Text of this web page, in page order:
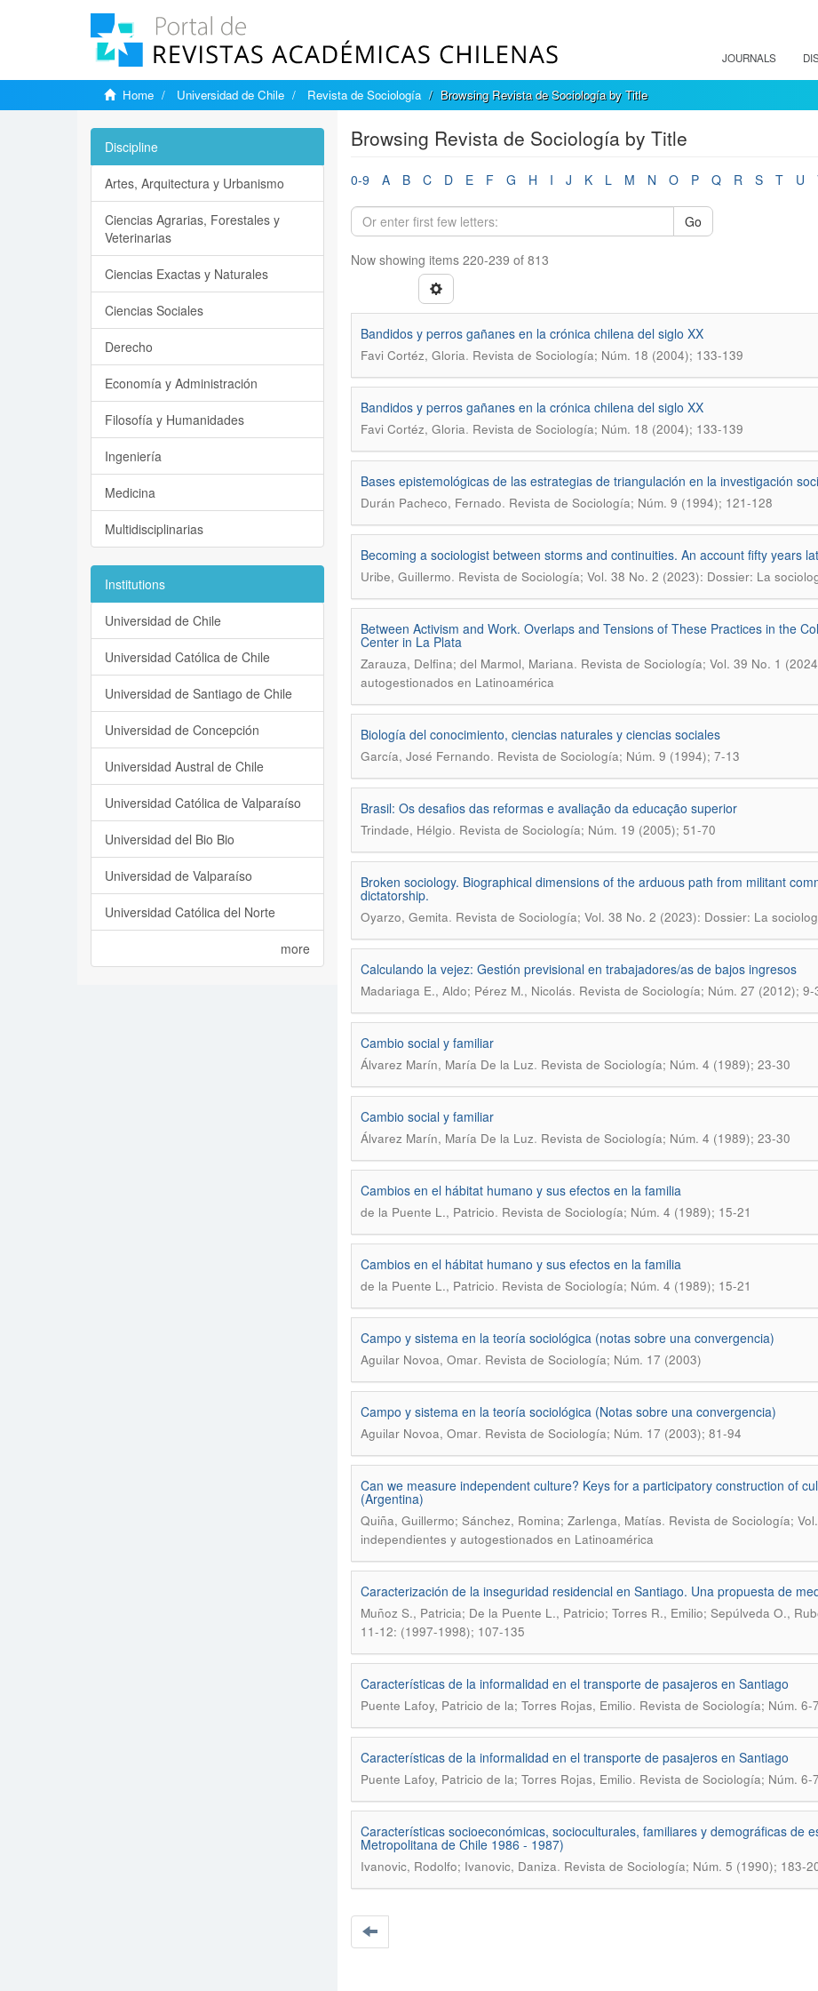
JOURNALS
Home Universidad de Chile Revista de Sociología Browsing Revista de Sociología by Title
Browsing Revista de Sociología by Title
0-9 A B C D E F G H I J K L M N O P Q R S T U
Go
Now showing items 220-239 of 813
Bandidos y perros gañanes en la crónica chilena del siglo XX
Favi Cortéz, Gloria. Revista de Sociología; Núm. 18 (2004); 133-139
Bandidos y perros gañanes en la crónica chilena del siglo XX
Favi Cortéz, Gloria. Revista de Sociología; Núm. 18 (2004); 133-139
Bases epistemológicas de las estrategias de triangulación en la investigación
Durán Pacheco, Fernado. Revista de Sociología; Núm. 9 (1994); 121-128
Becoming a sociologist between storms and continuities. An account fifty years
Uribe, Guillermo. Revista de Sociología; Vol. 38 No. 2 (2023): Dossier: La
Between Activism and Work. Overlaps and Tensions of These Practices in the
Center in La Plata
Zarauza, Delfina; del Marmol, Mariana. Revista de Sociología; Vol. 39 No. 1
autogestionados en Latinoamérica
Biología del conocimiento, ciencias naturales y ciencias sociales
García, José Fernando. Revista de Sociología; Núm. 9 (1994); 7-13
Brasil: Os desafios das reformas e avaliação da educação superior
Trindade, Hélgio. Revista de Sociología; Núm. 19 (2005); 51-70
Broken sociology. Biographical dimensions of the arduous path from militant
dictatorship.
Oyarzo, Gemita. Revista de Sociología; Vol. 38 No. 2 (2023): Dossier: La
Calculando la vejez: Gestión previsional en trabajadores/as de bajos ingresos
Madariaga E., Aldo; Pérez M., Nicolás. Revista de Sociología; Núm. 27 (2012); 9-
Cambio social y familiar
Álvarez Marín, María De la Luz. Revista de Sociología; Núm. 4 (1989); 23-30
Cambio social y familiar
Álvarez Marín, María De la Luz. Revista de Sociología; Núm. 4 (1989); 23-30
Cambios en el hábitat humano y sus efectos en la familia
de la Puente L., Patricio. Revista de Sociología; Núm. 4 (1989); 15-21
Cambios en el hábitat humano y sus efectos en la familia
de la Puente L., Patricio. Revista de Sociología; Núm. 4 (1989); 15-21
Campo y sistema en la teoría sociológica (notas sobre una convergencia)
Aguilar Novoa, Omar. Revista de Sociología; Núm. 17 (2003)
Campo y sistema en la teoría sociológica (Notas sobre una convergencia)
Aguilar Novoa, Omar. Revista de Sociología; Núm. 17 (2003); 81-94
Can we measure independent culture? Keys for a participatory construction of
(Argentina)
Quiña, Guillermo; Sánchez, Romina; Zarlenga, Matías. Revista de Sociología;
independientes y autogestionados en Latinoamérica
Caracterización de la inseguridad residencial en Santiago. Una propuesta de
Muñoz S., Patricia; De la Puente L., Patricio; Torres R., Emilio; Sepúlveda O.,
11-12: (1997-1998); 107-135
Características de la informalidad en el transporte de pasajeros en Santiago
Puente Lafoy, Patricio de la; Torres Rojas, Emilio. Revista de Sociología; Núm. 6-
Características de la informalidad en el transporte de pasajeros en Santiago
Puente Lafoy, Patricio de la; Torres Rojas, Emilio. Revista de Sociología; Núm.
Características socioeconómicas, socioculturales, familiares y demográficas de
Metropolitana de Chile 1986 - 1987)
Ivanovic, Rodolfo; Ivanovic, Daniza. Revista de Sociología; Núm. 5 (1990); 183-
Discipline
Artes, Arquitectura y Urbanismo
Ciencias Agrarias, Forestales y
Veterinarias
Ciencias Exactas y Naturales
Ciencias Sociales
Derecho
Economía y Administración
Filosofía y Humanidades
Ingeniería
Medicina
Multidisciplinarias
Institutions
Universidad de Chile
Universidad Católica de Chile
Universidad de Santiago de Chile
Universidad de Concepción
Universidad Austral de Chile
Universidad Católica de Valparaíso
Universidad del Bio Bio
Universidad de Valparaíso
Universidad Católica del Norte
more